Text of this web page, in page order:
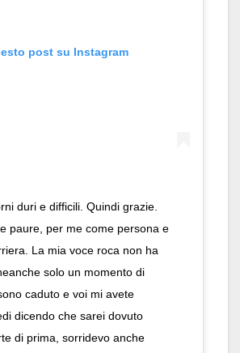
post su Instagram
duri e difficili. Quindi grazie.
paure, per me come persona e
La mia voce roca non ha
solo un momento di
caduto e voi mi avete
dicendo che sarei dovuto
di prima, sorridevo anche